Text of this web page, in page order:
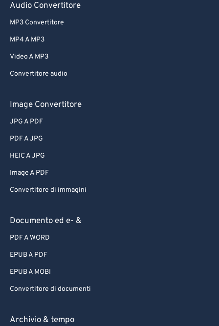
Audio Convertitore
MP3 Convertitore
MP4 A MP3
Video A MP3
Convertitore audio
Image Convertitore
JPG A PDF
PDF A JPG
HEIC A JPG
Image A PDF
Convertitore di immagini
Documento ed e- &
PDF A WORD
EPUB A PDF
EPUB A MOBI
Convertitore di documenti
Archivio & tempo